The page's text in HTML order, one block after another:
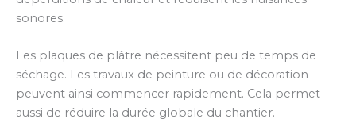
sonores.
Les plaques de plâtre nécessitent peu de temps de
séchage. Les travaux de peinture ou de décoration
peuvent ainsi commencer rapidement. Cela permet
aussi de réduire la durée globale du chantier.